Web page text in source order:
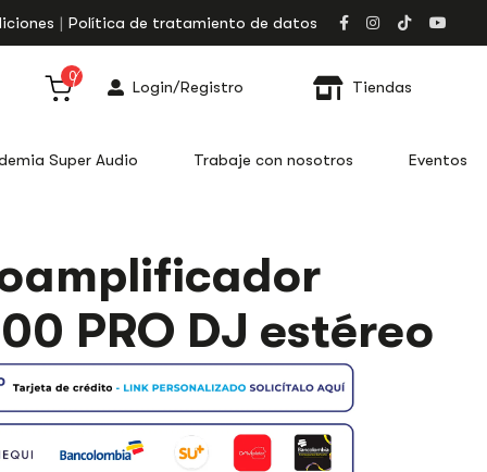
Política de tratamiento de datos
0
Login/Registro Tiendas
Super Audio Trabaje con nosotros Eventos
PRO DJ estéreo